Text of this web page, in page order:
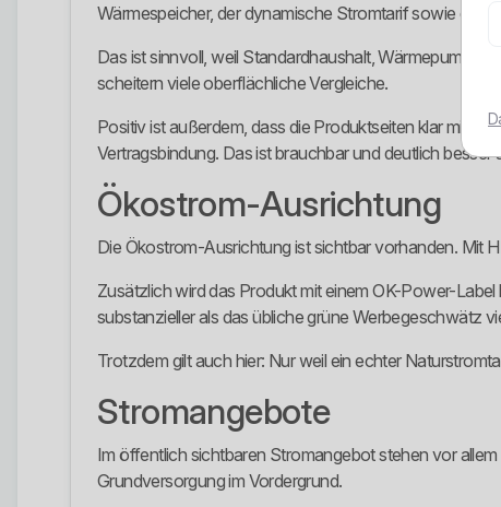
Wärmespeicher, der dynamische Stromtarif sowie die
Das ist sinnvoll, weil Standardhaushalt, Wärmepumpe,
scheitern viele oberflächliche Vergleiche.
Positiv ist außerdem, dass die Produktseiten klar mit
Vertragsbindung. Das ist brauchbar und deutlich
Ökostrom-Ausrichtung
Die Ökostrom-Ausrichtung ist sichtbar vorhanden. Mit
Zusätzlich wird das Produkt mit einem OK-Power-
substanzieller als das übliche grüne Werbegeschwätz
Trotzdem gilt auch hier: Nur weil ein echter
Stromangebote
Im öffentlich sichtbaren Stromangebot stehen vor
Grundversorgung im Vordergrund.